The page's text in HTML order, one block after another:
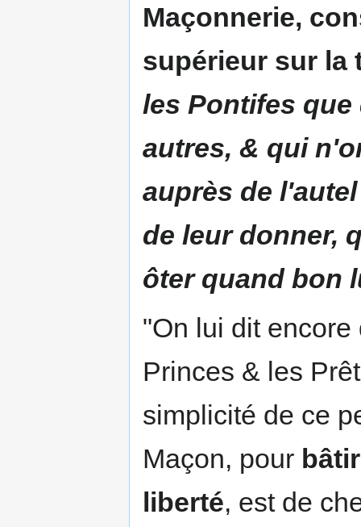
Maçonnerie,
supérieur sur la
les Pontifes
autres, & qui
auprès de
de leur donner,
ôter quand bon
"On lui dit
Princes & les
simplicité de ce
Maçon, pour
liberté, est de